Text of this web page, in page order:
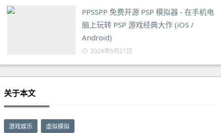
PPSSPP 免费开源 PSP 模拟器 - 在手机电
脑上玩转 PSP 游戏经典大作 (iOS /
Android)
2024年5月21日
关于本文
游戏娱乐 虚拟模拟